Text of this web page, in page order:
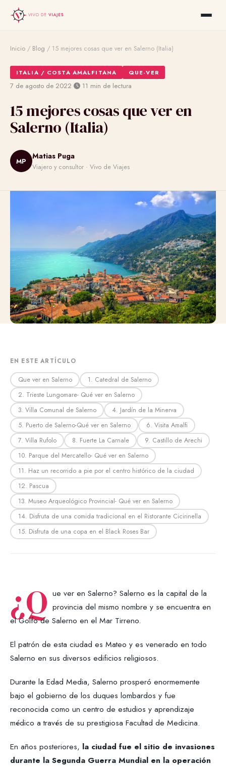
Inicio / Blog / 15 mejores cosas que ver en Salerno (Italia)
ITALIA / COSTA AMALFITANA QUE-VER
7 de agosto de 2022 11 min de lectura
15 mejores cosas que ver en
Salerno (Italia)
MP
Matias Puga
Viajero y consultor · Vivo de Viajes
EN ESTE ARTÍCULO
Que ver en Salerno
1. Catedral de Salerno
2. Trieste Lungomare- Qué ver en Salerno
3. Villa Comunal de Salerno
4. Jardín de la Minerva
5. Puerto de Salerno-Qué ver en Salerno
6. Visita Amalfi
7. Villa Rufolo
8. Fuerte La Carnale
9. Castillo de Arechi
10. Parque del Mercatello- Qué ver en Salerno
11. Haz un recorrido a pie por el centro histórico de la ciudad
12. Pascua
13. Museo Arqueológico Provincial- Qué ver en Salerno
14. Disfruta de una comida tradicional en el Ristorante Cicirinella
15. Disfruta de una copa en el Black Roses Bar
¿Q ue ver en Salerno? Salerno es la capital de la
provincia del mismo nombre y se encuentra en
el Golfo de Salerno en el Mar Tirreno.
El patrón de esta ciudad es Mateo y es venerado en todo
Salerno en sus diversos edificios religiosos.
Durante la Edad Media, Salerno prosperó enormemente
bajo el gobierno de los duques lombardos y fue
reconocida como un centro de estudios y aprendizaje
médico a través de su prestigiosa Facultad de Medicina.
En años posteriores, la ciudad fue el sitio de invasiones
durante la Segunda Guerra Mundial en la operación